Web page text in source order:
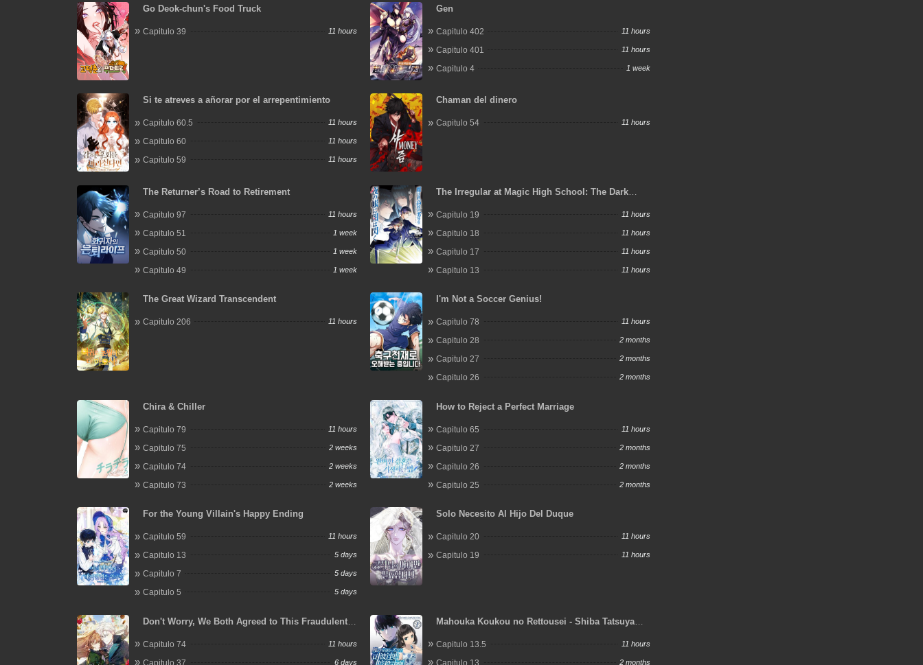
Go Deok-chun's Food Truck
Capitulo 39 11 hours
Gen
Capitulo 402 11 hours
Capitulo 401 11 hours
Capitulo 4 1 week
Si te atreves a añorar por el arrepentimiento
Capitulo 60.5 11 hours
Capitulo 60 11 hours
Capitulo 59 11 hours
Chaman del dinero
Capitulo 54 11 hours
The Returner’s Road to Retirement
Capitulo 97 11 hours
Capitulo 51 1 week
Capitulo 50 1 week
Capitulo 49 1 week
The Irregular at Magic High School: The Dark
Capitulo 19 11 hours
Capitulo 18 11 hours
Capitulo 17 11 hours
Capitulo 13 11 hours
The Great Wizard Transcendent
Capitulo 206 11 hours
I'm Not a Soccer Genius!
Capitulo 78 11 hours
Capitulo 28 2 months
Capitulo 27 2 months
Capitulo 26 2 months
Chira & Chiller
Capitulo 79 11 hours
Capitulo 75 2 weeks
Capitulo 74 2 weeks
Capitulo 73 2 weeks
How to Reject a Perfect Marriage
Capitulo 65 11 hours
Capitulo 27 2 months
Capitulo 26 2 months
Capitulo 25 2 months
For the Young Villain's Happy Ending
Capitulo 59 11 hours
Capitulo 13 5 days
Capitulo 7 5 days
Capitulo 5 5 days
Solo Necesito Al Hijo Del Duque
Capitulo 20 11 hours
Capitulo 19 11 hours
Don't Worry, We Both Agreed to This Fraudulent
Capitulo 74 11 hours
Capitulo 37 6 days
Mahouka Koukou no Rettousei - Shiba Tatsuya
Capitulo 13.5 11 hours
Capitulo 13 2 months